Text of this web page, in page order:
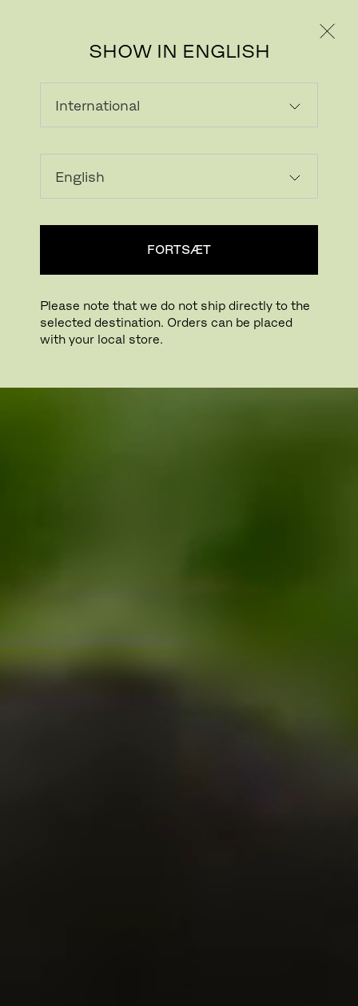
SHOW IN ENGLISH
FORTSÆT
Please note that we do not ship directly to the
selected destination. Orders can be placed
with your local store.